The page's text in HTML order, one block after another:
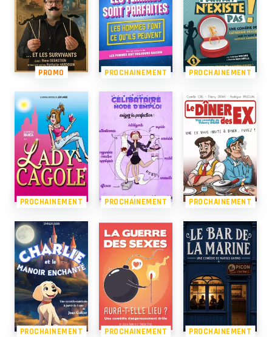
PROMO PROCHAINEMENT PROCHAINEMENT
PROCHAINEMENT PROCHAINEMENT PROCHAINEMENT
PROCHAINEMENT PROCHAINEMENT PROCHAINEMENT